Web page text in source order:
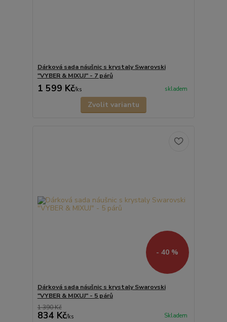
Dárková sada náušnic s krystaly Swarovski
"VYBER & MIXUJ" - 7 párů
1 599 Kč/ks skladem
Zvolit variantu
- 40 %
Dárková sada náušnic s krystaly Swarovski
"VYBER & MIXUJ" - 5 párů
1 390 Kč
834 Kč/ks Skladem